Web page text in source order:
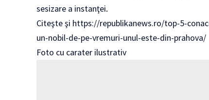
sesizare a instanţei.
Citeşte şi https://republikanews.ro/top-5-
un-nobil-de-pe-vremuri-unul-este-din-prahova/
Foto cu carater ilustrativ